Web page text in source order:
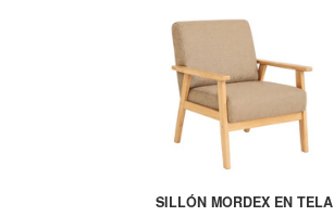
SILLÓN MORDEX EN TELA